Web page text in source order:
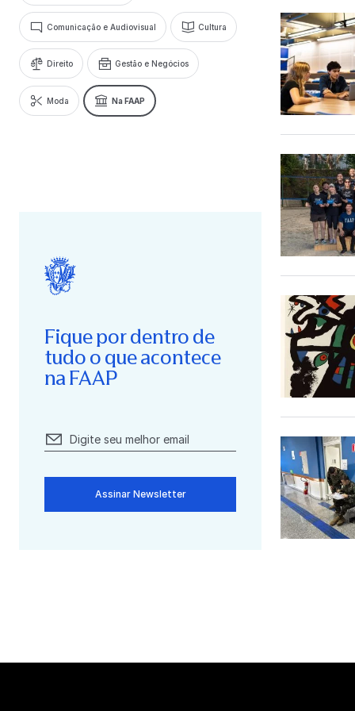
Comunicação e Audiovisual Cultura
Direito Gestão e Negócios
Moda Na FAAP
Fique por dentro de
tudo o que acontece
na FAAP
Assinar Newsletter